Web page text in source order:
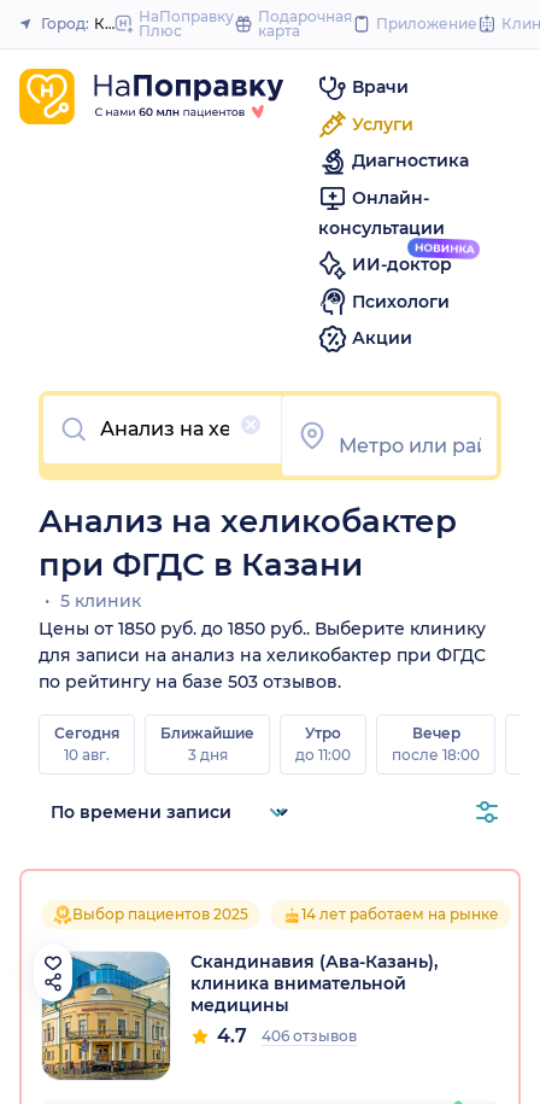
to
Закрыть
Город: КазаньНаПоправку
Плюс
Подарочная
карта
Приложение
Врачи
Услуги
Диагностика
Онлайн-
консультации
ИИ-доктор
Психологи
Акции
Очистить
Анализ на хеликобактер
при ФГДС в Казани
5 клиник
Цены от 1850 руб. до 1850 руб.. Выберите клинику
для записи на анализ на хеликобактер при ФГДС
по рейтингу на базе 503 отзывов.
Сегодня
10 авг.
Ближайшие
3 дня
Утро
до 11:00
Вечер
после 18:00
Выбор пациентов 2025 14 лет работаем на рынке
Скандинавия (Ава-Казань),
клиника внимательной
медицины
4.7 406 отзывов